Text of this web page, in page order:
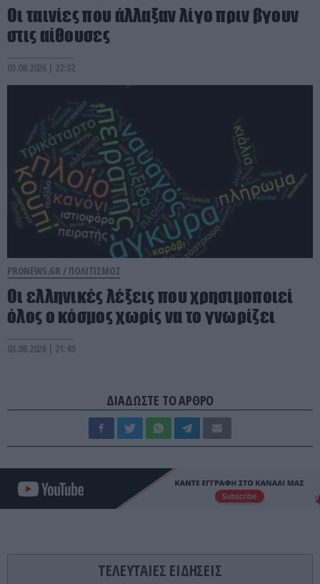
Οι ταινίες που άλλαξαν λίγο πριν βγουν
στις αίθουσες
03.08.2026 | 22:32
PRONEWS.GR / ΠΟΛΙΤΙΣΜΟΣ
Οι ελληνικές λέξεις που χρησιμοποιεί
όλος ο κόσμος χωρίς να το γνωρίζει
03.08.2026 | 21:49
ΔΙΑΔΩΣΤΕ ΤΟ ΑΡΘΡΟ
ΤΕΛΕΥΤΑΙΕΣ ΕΙΔΗΣΕΙΣ